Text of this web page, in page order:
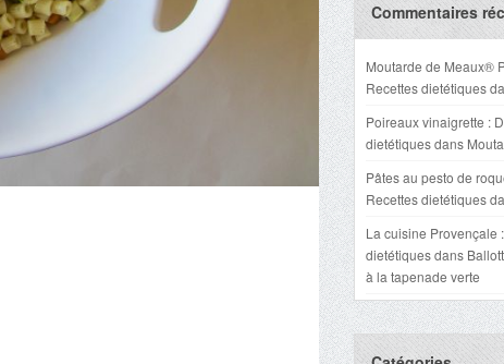
Commentaires
Moutarde de Meaux®
Recettes dietétiques
Poireaux vinaigrette :
dietétiquesdans
Pâtes au pesto de
Recettes dietétiques
La cuisine Provençale
dietétiquesdans
à la tapenade verte